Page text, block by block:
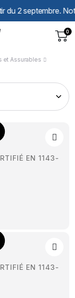
2 septembre.
0
et Assurables
EN 1143-
EN 1143-